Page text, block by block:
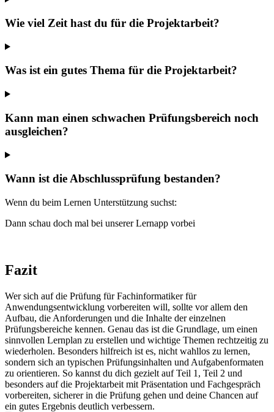
Wie viel Zeit hast du für die Projektarbeit?
Was ist ein gutes Thema für die Projektarbeit?
Kann man einen schwachen Prüfungsbereich noch
ausgleichen?
Wann ist die Abschlussprüfung bestanden?
Wenn du beim Lernen Unterstützung suchst:
Dann schau doch mal bei unserer Lernapp vorbei
Fazit
Wer sich auf die Prüfung für Fachinformatiker für
Anwendungsentwicklung vorbereiten will, sollte vor allem den
Aufbau, die Anforderungen und die Inhalte der einzelnen
Prüfungsbereiche kennen. Genau das ist die Grundlage, um einen
sinnvollen Lernplan zu erstellen und wichtige Themen rechtzeitig zu
wiederholen. Besonders hilfreich ist es, nicht wahllos zu lernen,
sondern sich an typischen Prüfungsinhalten und Aufgabenformaten
zu orientieren. So kannst du dich gezielt auf Teil 1, Teil 2 und
besonders auf die Projektarbeit mit Präsentation und Fachgespräch
vorbereiten, sicherer in die Prüfung gehen und deine Chancen auf
ein gutes Ergebnis deutlich verbessern.